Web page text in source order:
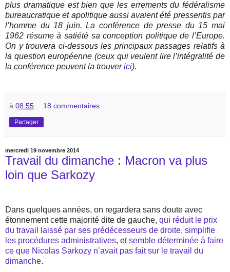
plus dramatique est bien que les errements du fédéralisme
bureaucratique et apolitique aussi avaient été pressentis par
l’homme du 18 juin. La conférence de presse du 15 mai
1962 résume à satiété sa conception politique de l’Europe.
On y trouvera ci-dessous les principaux passages relatifs à
la question européenne (ceux qui veulent lire l’intégralité de
la conférence peuvent la trouverici).
à 08:55 18 commentaires:
Partager
mercredi 19 novembre 2014
Travail du dimanche : Macron va plus
loin que Sarkozy
Dans quelques années, on regardera sans doute avec
étonnement cette majorité dite de gauche, qui réduit le prix
du travail laissé par ses prédécesseurs de droite, simplifie
les procédures administratives, etsemble déterminée à faire
ce que Nicolas Sarkozy n’avait pas fait sur le travail du
dimanche.